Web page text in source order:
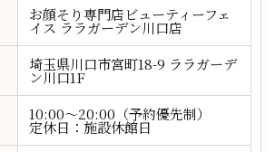
お顔そり専門店ビューティーフェ
イス ララガーデン川口店
埼玉県川口市宮町18-9 ララガーデ
ン川口1F
10:00～20:00（予約優先制）
定休日：施設休館日